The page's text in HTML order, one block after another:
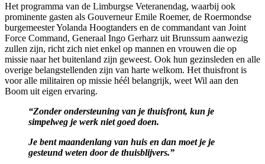
Het programma van de Limburgse Veteranendag, waarbij ook
prominente gasten als Gouverneur Emile Roemer, de Roermondse
burgemeester Yolanda Hoogtanders en de commandant van Joint
Force Command, Generaal Ingo Gerharz uit Brunssum aanwezig
zullen zijn, richt zich niet enkel op mannen en vrouwen die op
missie naar het buitenland zijn geweest. Ook hun gezinsleden en alle
overige belangstellenden zijn van harte welkom. Het thuisfront is
voor alle militairen op missie héél belangrijk, weet Wil aan den
Boom uit eigen ervaring.
“Zonder ondersteuning van je thuisfront, kun je
simpelweg je werk niet goed doen.
Je bent maandenlang van huis en dan moet je je
gesteund weten door de thuisblijvers.”